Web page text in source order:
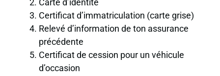
Carte d’identité
Certificat d’immatriculation (carte grise)
Relevé d’information de ton assurance
précédente
Certificat de cession pour un véhicule
d’occasion